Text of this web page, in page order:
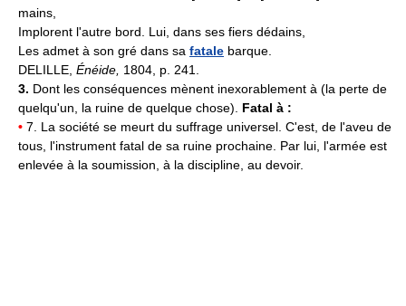
mains,
Implorent l'autre bord. Lui, dans ses fiers dédains,
Les admet à son gré dans sa fatale barque.
DELILLE, Énéide, 1804, p. 241.
3. Dont les conséquences mènent inexorablement à (la perte de
quelqu'un, la ruine de quelque chose). Fatal à :
• 7. La société se meurt du suffrage universel. C'est, de l'aveu de
tous, l'instrument fatal de sa ruine prochaine. Par lui, l'armée est
enlevée à la soumission, à la discipline, au devoir.